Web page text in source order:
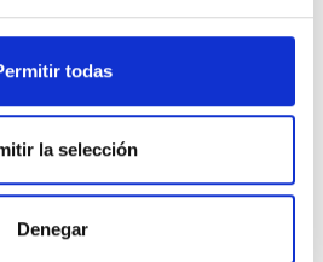
todas
la selección
Denegar